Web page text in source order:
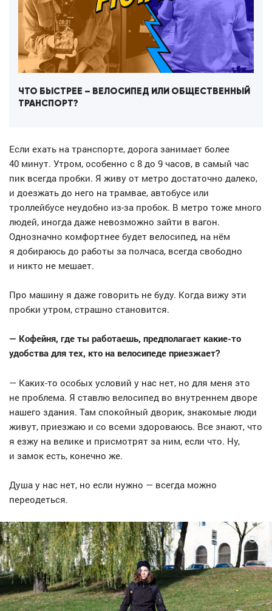
ЧТО БЫСТРЕЕ – ВЕЛОСИПЕД ИЛИ ОБЩЕСТВЕННЫЙ
ТРАНСПОРТ?
Если ехать на транспорте, дорога занимает более
40 минут. Утром, особенно с 8 до 9 часов, в самый час
пик всегда пробки. Я живу от метро достаточно далеко,
и доезжать до него на трамвае, автобусе или
троллейбусе неудобно из-за пробок. В метро тоже много
людей, иногда даже невозможно зайти в вагон.
Однозначно комфортнее будет велосипед, на нём
я добираюсь до работы за полчаса, всегда свободно
и никто не мешает.
Про машину я даже говорить не буду. Когда вижу эти
пробки утром, страшно становится.
— Кофейня, где ты работаешь, предполагает какие-то
удобства для тех, кто на велосипеде приезжает?
— Каких-то особых условий у нас нет, но для меня это
не проблема. Я ставлю велосипед во внутреннем дворе
нашего здания. Там спокойный дворик, знакомые люди
живут, приезжаю и со всеми здороваюсь. Все знают, что
я езжу на велике и присмотрят за ним, если что. Ну,
и замок есть, конечно же.
Душа у нас нет, но если нужно — всегда можно
переодеться.